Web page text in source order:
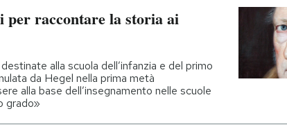
raccontare la storia ai
alla scuola dell’infanzia e del primo
da Hegel nella prima metà
alla base dell’insegnamento nelle scuole
grado»